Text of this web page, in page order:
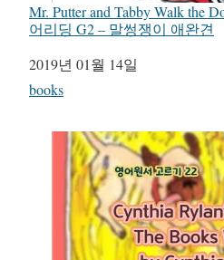
Mr. Putter and Tabby Walk the
어리딩 G2 – 말썽쟁이 애완견
일자
2019년 01월 14일
관련 항목
books